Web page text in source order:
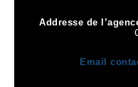
Addresse de
Email